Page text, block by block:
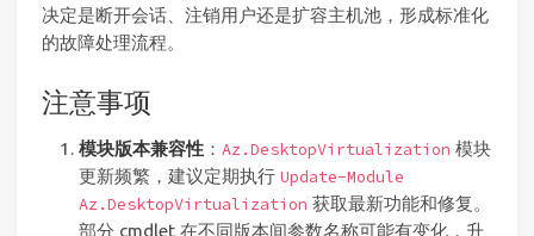
决定是断开会话、注销用户还是扩容主机池，形成标准化
的故障处理流程。
注意事项
模块版本兼容性： Az.DesktopVirtualization 模块
更新频繁，建议定期执行 Update-Module
Az.DesktopVirtualization 获取最新功能和修复。
部分 cmdlet 在不同版本间参数名称可能有变化，升